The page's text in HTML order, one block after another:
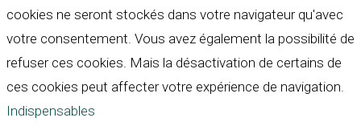
cookies ne seront stockés dans votre navigateur qu'avec
votre consentement. Vous avez également la possibilité de
refuser ces cookies. Mais la désactivation de certains de
ces cookies peut affecter votre expérience de navigation.
Indispensables